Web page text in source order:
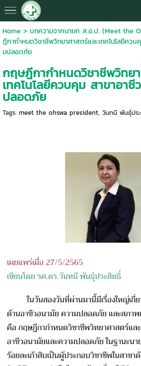
Home > บทความจากนายก ส.อ.ป. (Meet the
ฎีกากำหนดวิชาชีพวิทยาศาสตร์และเทคโนโลยีควบ
มปลอดภัย
กฤษฎีกากำหนดวิชาชีพวิทย
เทคโนโลยีควบคุม สาขาอาชี
ปลอดภัย
Tags: meet the ohswa president, วันทนี พันธุ์ปร
เผยแพร่เมื่อ 27/5/2565
เขียนโดย รศ.ดร.วันทนี พันธุ์ประสิทธิ์
ในวันสองวันที่ผ่านมานี้มีเรื่องใหญ่เกี่
ด้านอาชีวอนามัย ความปลอดภัย และสภา
คือ กฤษฎีกากำหนดวิชาชีพวิทยาศาสตร์แล
อาชีวอนามัยและความปลอดภัย ในฐานะน
ร้อยละเก้าสิบเป็นผู้ประกอบวิชาชีพในสาขา